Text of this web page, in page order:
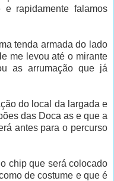
e rapidamente falamos
tenda armada do lado
me levou até o mirante
as arrumação que já
do local da largada e
das Doca as e que a
antes para o percurso
chip que será colocado
de costume e que é